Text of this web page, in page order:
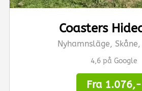
Coasters
Nyhamnsläge,
4,6 på Google
Fra 1.076,-